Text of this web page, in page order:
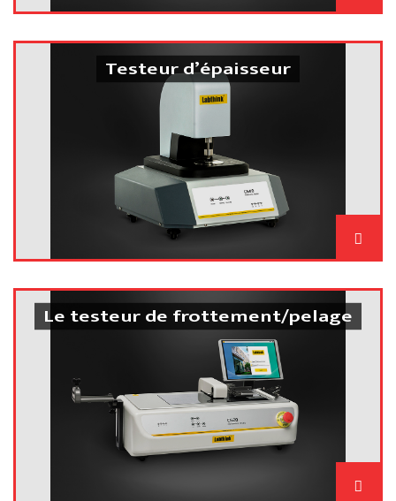
Testeur d’épaisseur
Le testeur de frottement/pelage